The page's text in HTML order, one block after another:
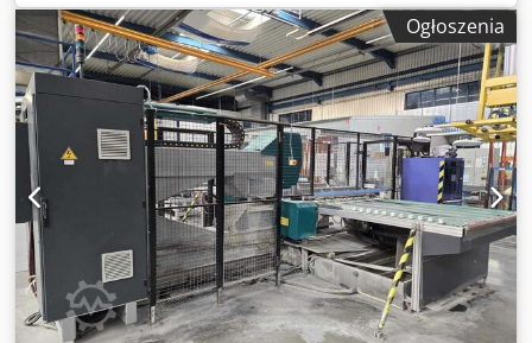
Npo Abuef
Ogłoszenia